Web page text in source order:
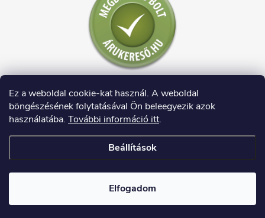
Ez a weboldal cookie-kat használ. A weboldal
böngészésének folytatásával Ön beleegyezik azok
használatába. További információ itt.
Beállítások
Elfogadom
Shoptet készítette
Copyright 2026HAUSDECO.HU. Minden jog fenntartva.